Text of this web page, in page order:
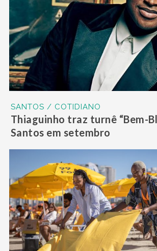
SANTOS / COTIDIANO
Thiaguinho traz turnê “Bem-
Santos em setembro